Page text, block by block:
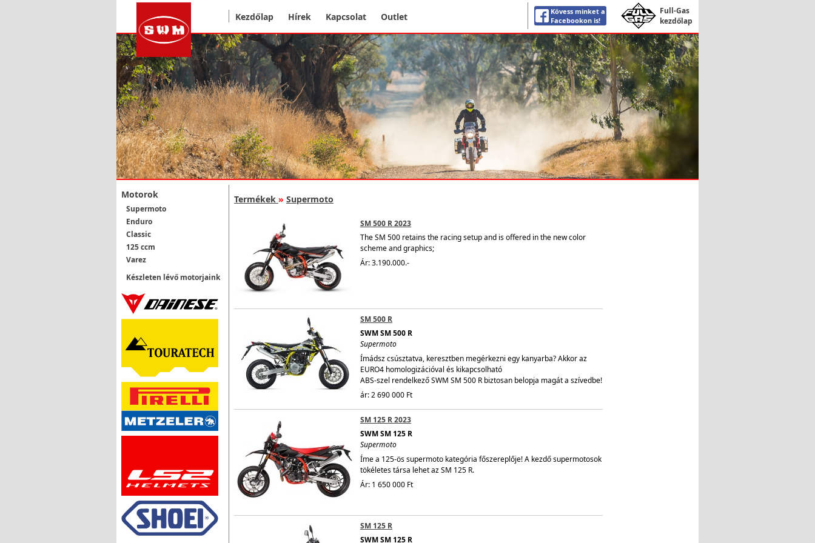
Kezdőlap Hírek Kapcsolat Outlet
Kövess minket a
Facebookon is!
Full-Gas
kezdőlap
Motorok
Supermoto
Enduro
Classic
125 ccm
Varez
Készleten lévő motorjaink
Termékek » Supermoto
SM 500 R 2023
The SM 500 retains the racing setup and is offered in the new color
scheme and graphics;
Ár: 3.190.000.-
SM 500 R
SWM SM 500 R
Supermoto
Ímádsz csúsztatva, keresztben megérkezni egy kanyarba? Akkor az
EURO4 homologizációval és kikapcsolható
ABS-szel rendelkező SWM SM 500 R biztosan belopja magát a szívedbe!
ár: 2 690 000 Ft
SM 125 R 2023
SWM SM 125 R
Supermoto
Íme a 125-ös supermoto kategória főszereplője! A kezdő supermotosok
tökéletes társa lehet az SM 125 R.
Ár: 1 650 000 Ft
SM 125 R
SWM SM 125 R